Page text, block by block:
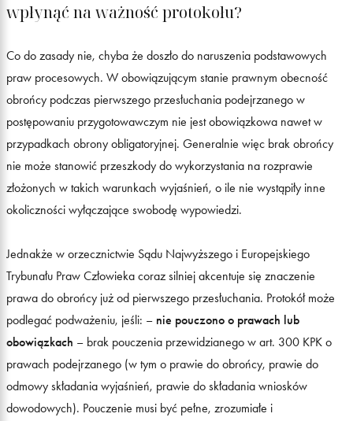
wpłynąć na ważność protokołu?
Co do zasady nie, chyba że doszło do naruszenia podstawowych
praw procesowych. W obowiązującym stanie prawnym obecność
obrońcy podczas pierwszego przesłuchania podejrzanego w
postępowaniu przygotowawczym nie jest obowiązkowa nawet w
przypadkach obrony obligatoryjnej. Generalnie więc brak obrońcy
nie może stanowić przeszkody do wykorzystania na rozprawie
złożonych w takich warunkach wyjaśnień, o ile nie wystąpiły inne
okoliczności wyłączające swobodę wypowiedzi.
Jednakże w orzecznictwie Sądu Najwyższego i Europejskiego
Trybunału Praw Człowieka coraz silniej akcentuje się znaczenie
prawa do obrońcy już od pierwszego przesłuchania. Protokół może
podlegać podważeniu, jeśli: – nie pouczono o prawach lub
obowiązkach – brak pouczenia przewidzianego w art. 300 KPK o
prawach podejrzanego (w tym o prawie do obrońcy, prawie do
odmowy składania wyjaśnień, prawie do składania wniosków
dowodowych). Pouczenie musi być pełne, zrozumiałe i